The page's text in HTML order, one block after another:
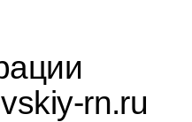
rn.ru